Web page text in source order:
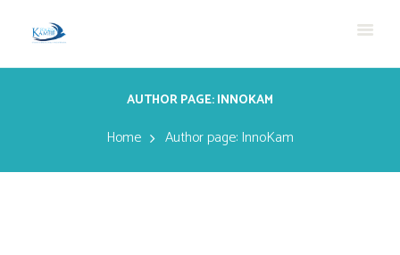
AUTHOR PAGE: INNOKAM
Home Author page: InnoKam